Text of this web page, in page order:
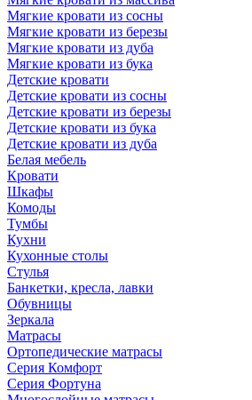
Мягкие кровати из сосны
Мягкие кровати из березы
Мягкие кровати из дуба
Мягкие кровати из бука
Детские кровати
Детские кровати из сосны
Детские кровати из березы
Детские кровати из бука
Детские кровати из дуба
Белая мебель
Кровати
Шкафы
Комоды
Тумбы
Кухни
Кухонные столы
Стулья
Банкетки, кресла, лавки
Обувницы
Зеркала
Матрасы
Ортопедические матрасы
Серия Комфорт
Серия Фортуна